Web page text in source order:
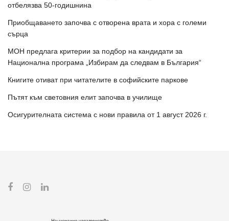
отбелязва 50-годишнина
Приобщаването започва с отворена врата и хора с големи
сърца
МОН предлага критерии за подбор на кандидати за
Национална програма „Избирам да следвам в България“
Книгите отиват при читателите в софийските паркове
Пътят към световния елит започва в училище
Осигурителната система с нови правила от 1 август 2026 г.